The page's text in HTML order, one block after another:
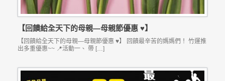
【回饋給全天下的母親—母親節優惠 ♥】
【回饋給全天下的母親—母親節優惠 ♥】 回饋最辛苦的媽媽們！ 竹運推
出多重優惠~~ 📍活動一、 帶 […]